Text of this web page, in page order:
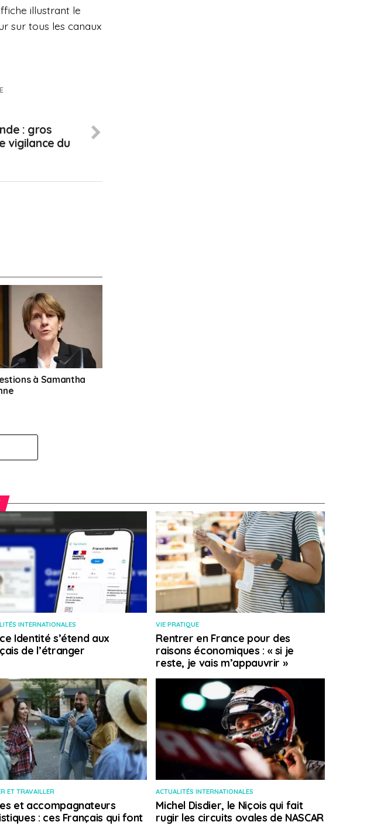
illustrant le
sur tous les canaux
: gros
vigilance du
à Samantha
INTERNATIONALES
Identité s’étend aux
de l’étranger
VIE PRATIQUE
Rentrer en France pour des
raisons économiques : « si je
reste, je vais m’appauvrir »
ET TRAVAILLER
et accompagnateurs
: ces Français qui font
ACTUALITÉS INTERNATIONALES
Michel Disdier, le Niçois qui fait
rugir les circuits ovales de NASCAR